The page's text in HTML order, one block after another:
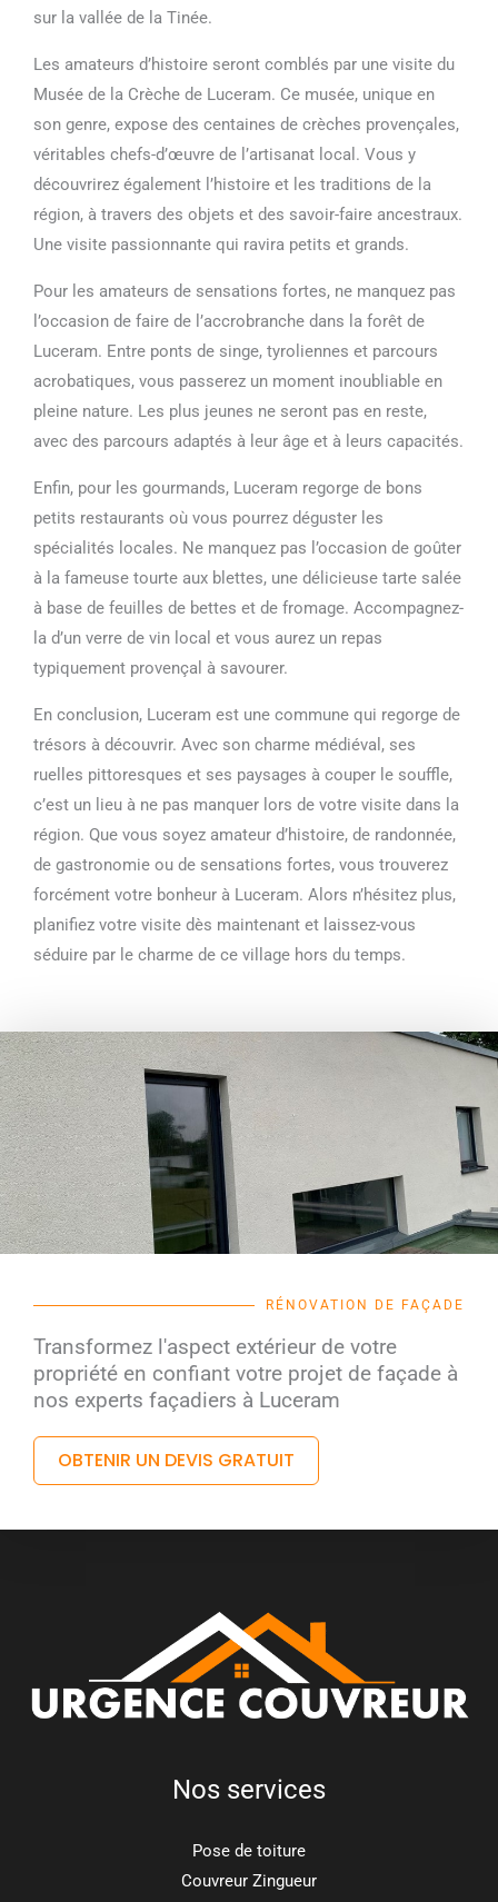
sur la vallée de la Tinée.
Les amateurs d’histoire seront comblés par une visite du
Musée de la Crèche de Luceram. Ce musée, unique en
son genre, expose des centaines de crèches provençales,
véritables chefs-d’œuvre de l’artisanat local. Vous y
découvrirez également l’histoire et les traditions de la
région, à travers des objets et des savoir-faire ancestraux.
Une visite passionnante qui ravira petits et grands.
Pour les amateurs de sensations fortes, ne manquez pas
l’occasion de faire de l’accrobranche dans la forêt de
Luceram. Entre ponts de singe, tyroliennes et parcours
acrobatiques, vous passerez un moment inoubliable en
pleine nature. Les plus jeunes ne seront pas en reste,
avec des parcours adaptés à leur âge et à leurs capacités.
Enfin, pour les gourmands, Luceram regorge de bons
petits restaurants où vous pourrez déguster les
spécialités locales. Ne manquez pas l’occasion de goûter
à la fameuse tourte aux blettes, une délicieuse tarte salée
à base de feuilles de bettes et de fromage. Accompagnez-
la d’un verre de vin local et vous aurez un repas
typiquement provençal à savourer.
En conclusion, Luceram est une commune qui regorge de
trésors à découvrir. Avec son charme médiéval, ses
ruelles pittoresques et ses paysages à couper le souffle,
c’est un lieu à ne pas manquer lors de votre visite dans la
région. Que vous soyez amateur d’histoire, de randonnée,
de gastronomie ou de sensations fortes, vous trouverez
forcément votre bonheur à Luceram. Alors n’hésitez plus,
planifiez votre visite dès maintenant et laissez-vous
séduire par le charme de ce village hors du temps.
RÉNOVATION DE FAÇADE
Transformez l'aspect extérieur de votre
propriété en confiant votre projet de façade à
nos experts façadiers à Luceram
OBTENIR UN DEVIS GRATUIT
Nos services
Pose de toiture
Couvreur Zingueur